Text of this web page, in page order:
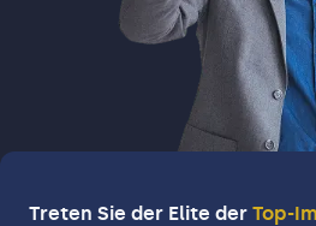
Treten Sie der Elite der Top-